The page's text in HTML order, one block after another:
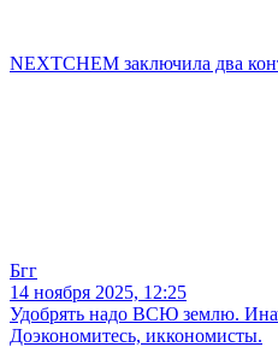
NEXTCHEM заключила два
Бгг
14 ноября 2025, 12:25
Удобрять надо ВСЮ землю.
Доэкономитесь, иккономисты.